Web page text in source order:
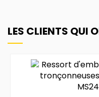
LES CLIENTS QUI